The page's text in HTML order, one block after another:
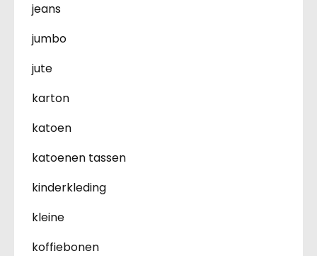
jeans
jumbo
jute
karton
katoen
katoenen tassen
kinderkleding
kleine
koffiebonen